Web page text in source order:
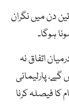
دن میں نگران
ہوگا۔
اتفاق نہ
گے، پارلیمانی
کا فیصلہ کرنا